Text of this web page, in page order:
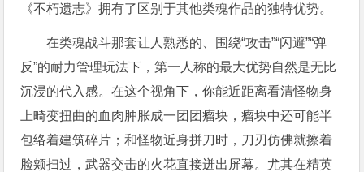
《不朽遗志》拥有了区别于其他类魂作品的独特优势。
在类魂战斗那套让人熟悉的、围绕“攻击”“闪避”“弹
反”的耐力管理玩法下，第一人称的最大优势自然是无比
沉浸的代入感。在这个视角下，你能近距离看清怪物身
上畸变扭曲的血肉肿胀成一团团瘤块，瘤块中还可能半
包络着建筑碎片；和怪物近身拼刀时，刀刃仿佛就擦着
脸颊扫过，武器交击的火花直接迸出屏幕。尤其在精英